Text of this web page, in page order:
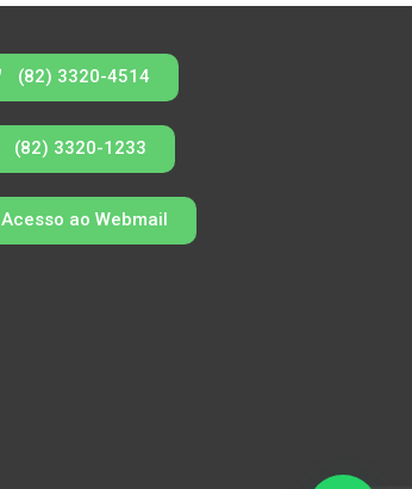
(82) 3320-4514
(82) 3320-1233
Acesso ao Webmail